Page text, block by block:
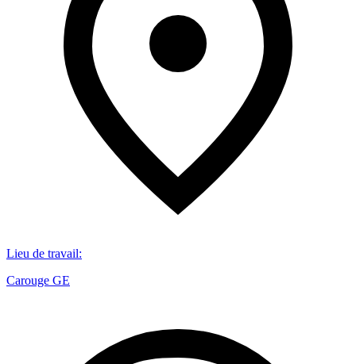
Lieu de travail:
Carouge GE